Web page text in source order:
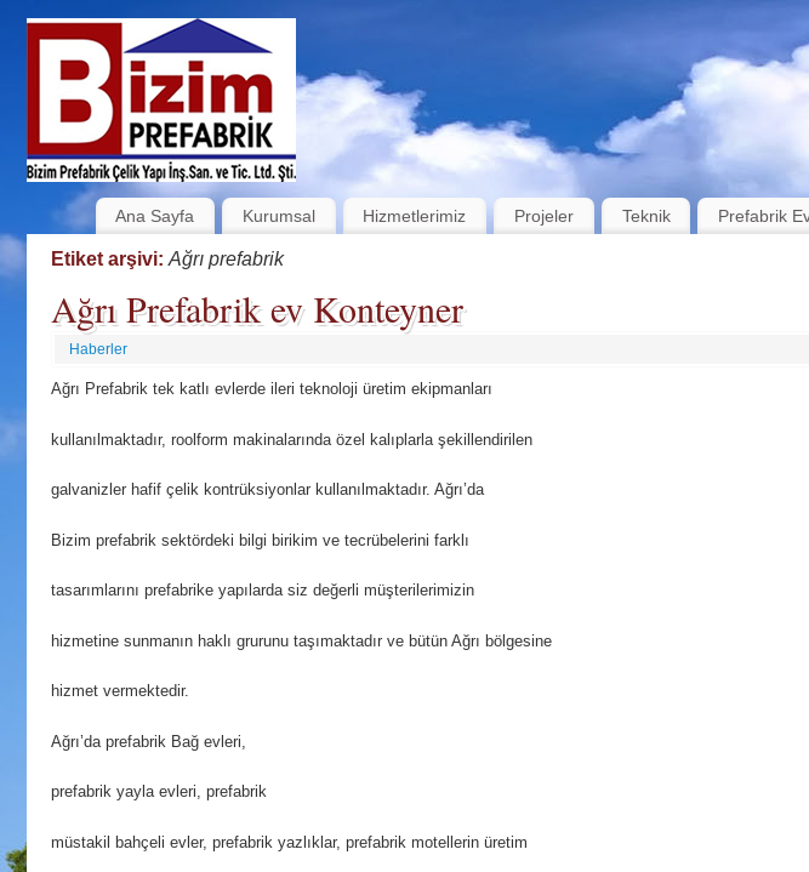
Ana Sayfa Kurumsal Hizmetlerimiz Projeler Teknik Prefabrik
Etiket arşivi: Ağrı prefabrik
Ağrı Prefabrik ev Konteyner
Haberler
Ağrı Prefabrik tek katlı evlerde ileri teknoloji üretim ekipmanları
kullanılmaktadır, roolform makinalarında özel kalıplarla şekillendirilen
galvanizler hafif çelik kontrüksiyonlar kullanılmaktadır. Ağrı’da
Bizim prefabrik sektördeki bilgi birikim ve tecrübelerini farklı
tasarımlarını prefabrike yapılarda siz değerli müşterilerimizin
hizmetine sunmanın haklı grurunu taşımaktadır ve bütün Ağrı bölgesine
hizmet vermektedir.
Ağrı’da prefabrik Bağ evleri,
prefabrik yayla evleri, prefabrik
müstakil bahçeli evler, prefabrik yazlıklar, prefabrik motellerin üretim